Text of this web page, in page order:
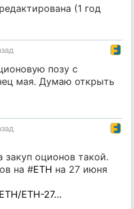
(1 год
позу с
мая. Думаю открыть
закуп оционов такой.
на #ETH на 27 июня
ETH-27…